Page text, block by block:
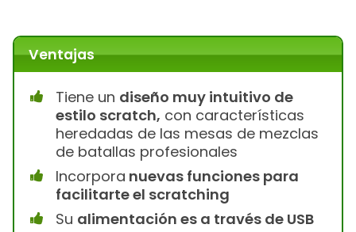
Ventajas
Tiene un diseño muy intuitivo de
estilo scratch, con características
heredadas de las mesas de mezclas
de batallas profesionales
Incorpora nuevas funciones para
facilitarte el scratching
Su alimentación es a través de USB